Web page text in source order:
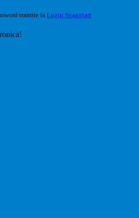
tramite la Login Spaggiari